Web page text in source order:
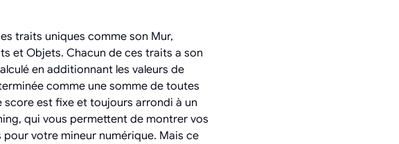
traits uniques comme son Mur,
et Objets. Chacun de ces traits a son
en additionnant les valeurs de
comme une somme de toutes
score est fixe et toujours arrondi à un
qui vous permettent de montrer vos
votre mineur numérique. Mais ce